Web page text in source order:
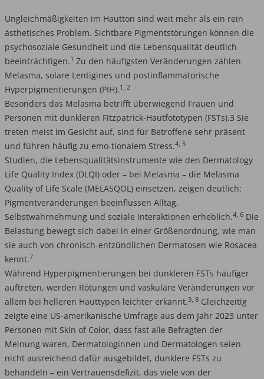
Ungleichmäßigkeiten im Hautton sind weit mehr als ein rein
ästhetisches Problem. Sichtbare Pigmentstörungen können die
psychosoziale Gesundheit und die Lebensqualität deutlich
beeinträchtigen.1 Zu den häufigsten Veränderungen zählen
Melasma, solare Lentigines und postinflammatorische
Hyperpigmentierungen (PIH).1, 2
Besonders das Melasma betrifft überwiegend Frauen und
Personen mit dunkleren Fitzpatrick-Hautfototypen (FSTs).3 Sie
treten meist im Gesicht auf, sind für Betroffene sehr präsent
und führen häufig zu emo-tionalem Stress.4, 5
Studien, die Lebensqualitätsinstrumente wie den Dermatology
Life Quality Index (DLQI) oder – bei Melasma – die Melasma
Quality of Life Scale (MELASQOL) einsetzen, zeigen deutlich:
Pigmentveränderungen beeinflussen Alltag,
Selbstwahrnehmung und soziale Interaktionen erheblich.4, 6 Die
Belastung bewegt sich dabei in einer Größenordnung, wie man
sie auch von chronisch-entzündlichen Dermatosen wie Rosacea
kennt.7
Während Hyperpigmentierungen bei dunkleren FSTs häufiger
auftreten, werden Rötungen und vaskuläre Veränderungen vor
allem bei helleren Hauttypen leichter erkannt.3, 8 Gleichzeitig
zeigte eine US-amerikanische Umfrage aus dem Jahr 2023 unter
Personen mit Skin of Color, dass fast alle Befragten der
Meinung waren, Dermatologinnen und Dermatologen seien
nicht ausreichend dafür ausgebildet, dunklere FSTs zu
behandeln – ein Vertrauensdefizit, das viele von der